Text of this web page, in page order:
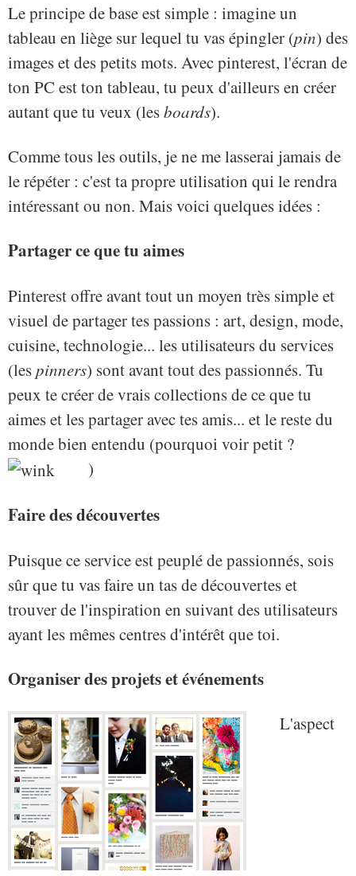
Le principe de base est simple : imagine un
tableau en liège sur lequel tu vas épingler (pin) des
images et des petits mots. Avec pinterest, l'écran de
ton PC est ton tableau, tu peux d'ailleurs en créer
autant que tu veux (lesboards).
Comme tous les outils, je ne me lasserai jamais de
le répéter : c'est ta propre utilisation qui le rendra
intéressant ou non. Mais voici quelques idées :
Partager ce que tu aimes
Pinterest offre avant tout un moyen très simple et
visuel de partager tes passions : art, design, mode,
cuisine, technologie... les utilisateurs du services
(les pinners) sont avant tout des passionnés. Tu
peux te créer de vrais collections de ce que tu
aimes et les partager avec tes amis... et le reste du
monde bien entendu (pourquoi voir petit ?
)
Faire des découvertes
Puisque ce service est peuplé de passionnés, sois
sûr que tu vas faire un tas de découvertes et
trouver de l'inspiration en suivant des utilisateurs
ayant les mêmes centres d'intérêt que toi.
Organiser des projets et événements
L'aspect